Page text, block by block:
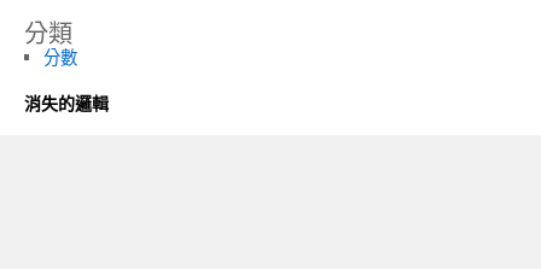
分類
分數
消失的邏輯